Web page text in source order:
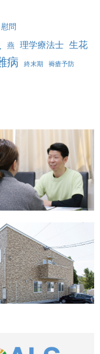
慰問
燕 理学療法士 生花
病 終末期 褥瘡予防